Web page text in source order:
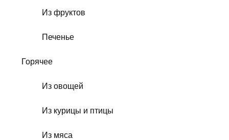
Из фруктов
Печенье
Горячее
Из овощей
Из курицы и птицы
Из мяса